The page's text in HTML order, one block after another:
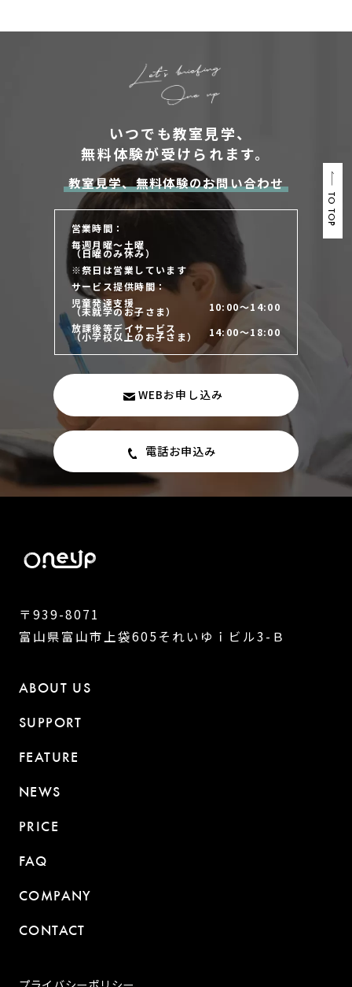
TO TOP
いつでも教室見学、
無料体験が受けられます。
教室見学、無料体験のお問い合わせ
営業時間：
毎週月曜～土曜
（日曜のみ休み）
※祭日は営業しています
サービス提供時間：
児童発達支援
（未就学のお子さま）
10:00～14:00
放課後等デイサービス
（小学校以上のお子さま） 14:00～18:00
WEBお申し込み
電話お申込み
〒939-8071
富山県富山市上袋605それいゆｉビル3-Ｂ
ABOUT US
SUPPORT
FEATURE
NEWS
PRICE
FAQ
COMPANY
CONTACT